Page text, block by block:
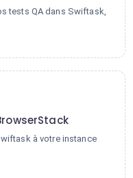
tests QA dans Swiftask,
à votre instance